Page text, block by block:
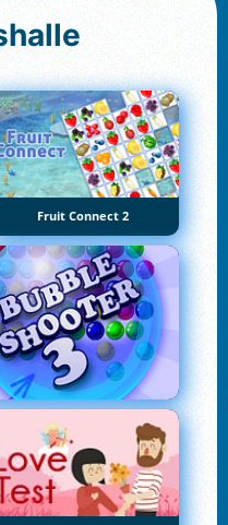
Fruit Connect 2